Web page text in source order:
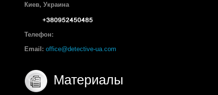
Киев, Украина
Телефон:
Email: office@detective-ua.com
Материалы